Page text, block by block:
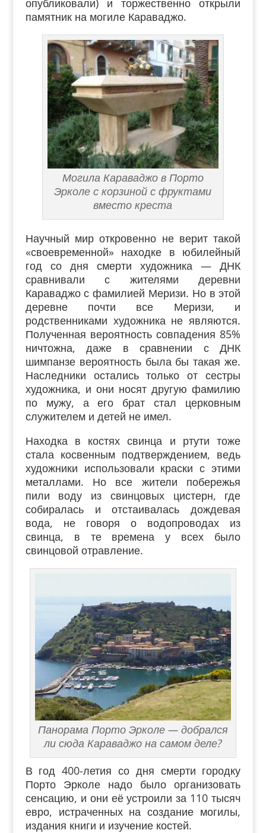
памятник на могиле Караваджо.
Могила Караваджо в Порто
Эрколе с корзиной с фруктами
вместо креста
Научный мир откровенно не верит такой
«своевременной» находке в юбилейный
год со дня смерти художника — ДНК
сравнивали с жителями деревни
Караваджо с фамилией Меризи. Но в этой
деревне почти все Меризи, и
родственниками художника не являются.
Полученная вероятность совпадения 85%
ничтожна, даже в сравнении с ДНК
шимпанзе вероятность была бы такая же.
Наследники остались только от сестры
художника, и они носят другую фамилию
по мужу, а его брат стал церковным
служителем и детей не имел.
Находка в костях свинца и ртути тоже
стала косвенным подтверждением, ведь
художники использовали краски с этими
металлами. Но все жители побережья
пили воду из свинцовых цистерн, где
собиралась и отстаивалась дождевая
вода, не говоря о водопроводах из
свинца, в те времена у всех было
свинцовой отравление.
Панорама Порто Эрколе — добрался
ли сюда Караваджо на самом деле?
В год 400-летия со дня смерти городку
Порто Эрколе надо было организовать
сенсацию, и они её устроили за 110 тысяч
евро, истраченных на создание могилы,
издания книги и изучение костей.